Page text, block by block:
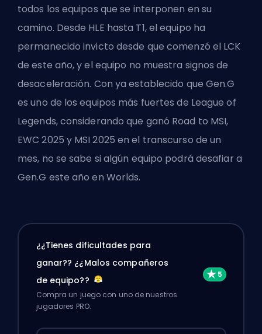
todos los equipos que se interponen en su
camino. Desde HLE hasta T1, el equipo ha
permanecido invicto desde que comenzó el LCK
de este año, y el equipo no muestra signos de
desaceleración. Con ya establecido que Gen.G
es uno de los equipos más fuertes de League of
Legends, considerando que ganó Road to MSI,
EWC 2025 y MSI 2025 en el transcurso de un
mes, no se sabe si algún equipo podrá desafiar a
Gen.G este año en Worlds.
¿¿Tienes dificultades para
ganar?? ¿¿Malos compañeros
de equipo??
Compra un juego con uno de nuestros
jugadores PRO.